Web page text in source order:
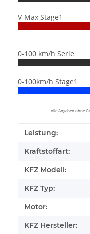
V-Max Stage1
0-100 km/h Serie
0-100km/h Stage1
Alle Angaben ohne
Produkteigenschaft
Wert
Leistung:
Kraftstoffart:
KFZ Modell:
KFZ Typ:
Motor:
KFZ Hersteller: